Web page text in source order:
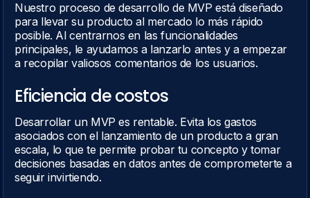
Nuestro proceso de desarrollo de MVP está diseñado
para llevar su producto al mercado lo más rápido
posible. Al centrarnos en las funcionalidades
principales, le ayudamos a lanzarlo antes y a empezar
a recopilar valiosos comentarios de los usuarios.
Eficiencia de costos
Desarrollar un MVP es rentable. Evita los gastos
asociados con el lanzamiento de un producto a gran
escala, lo que te permite probar tu concepto y tomar
decisiones basadas en datos antes de comprometerte a
seguir invirtiendo.